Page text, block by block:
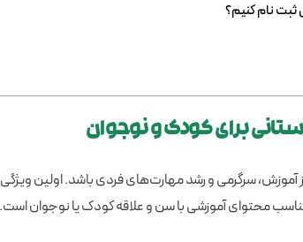
ثبت نام کنیم؟
برای کودک و نوجوان
آموزش، سرگرمی و رشد مهارت‌های فردی باشد. اولین
محتوای آموزشی با سن و علاقه کودک یا نوجوان است.